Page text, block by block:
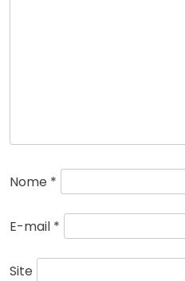
Nome *
E-mail *
Site